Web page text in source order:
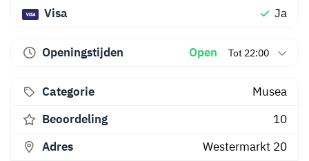
Visa
Ja
Openingstijden Open Tot 22:00
Categorie
Musea
Beoordeling
10
Adres
Westermarkt 20